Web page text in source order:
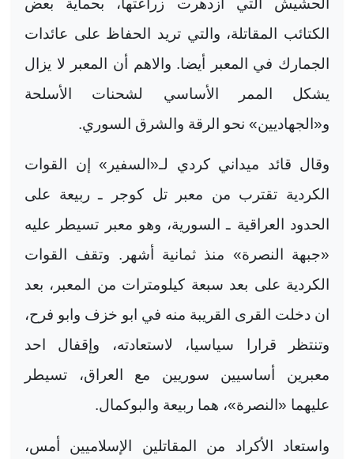
الحشيش التي ازدهرت زراعتها، بحماية بعض
الكتائب المقاتلة، والتي تريد الحفاظ على عائدات
الجمارك في المعبر أيضا. والاهم أن المعبر لا يزال
يشكل الممر الأساسي لشحنات الأسلحة
و«الجهاديين» نحو الرقة والشرق السوري.
وقال قائد ميداني كردي لـ«السفير» إن القوات
الكردية تقترب من معبر تل كوجر ـ ربيعة على
الحدود العراقية ـ السورية، وهو معبر تسيطر عليه
«جبهة النصرة» منذ ثمانية أشهر. وتقف القوات
الكردية على بعد سبعة كيلومترات من المعبر، بعد
ان دخلت القرى القريبة منه في ابو خزف وابو فرح،
وتنتظر قرارا سياسيا، لاستعادته، وإقفال احد
معبرين أساسيين سوريين مع العراق، تسيطر
عليهما «النصرة»، هما ربيعة والبوكمال.
واستعاد الأكراد من المقاتلين الإسلاميين أمس،